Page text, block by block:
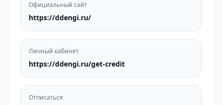
Официальный сайт
https://ddengi.ru/
Личный кабинет
https://ddengi.ru/get-credit
Отписаться